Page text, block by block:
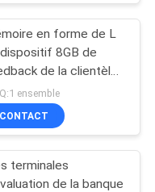
en forme de L
8GB de
de la clientèle
ensemble
CONTACT
terminales
de la banque